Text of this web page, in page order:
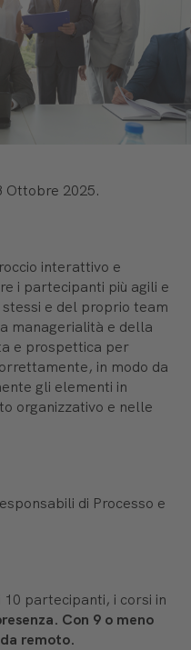
Ottobre 2025.
interattivo e
i partecipanti più agili e
e del proprio team
managerialità e della
e prospettica per
in modo da
gli elementi in
organizzativo e nelle
di Processo e
10 partecipanti, i corsi in
Con 9 o meno
remoto.